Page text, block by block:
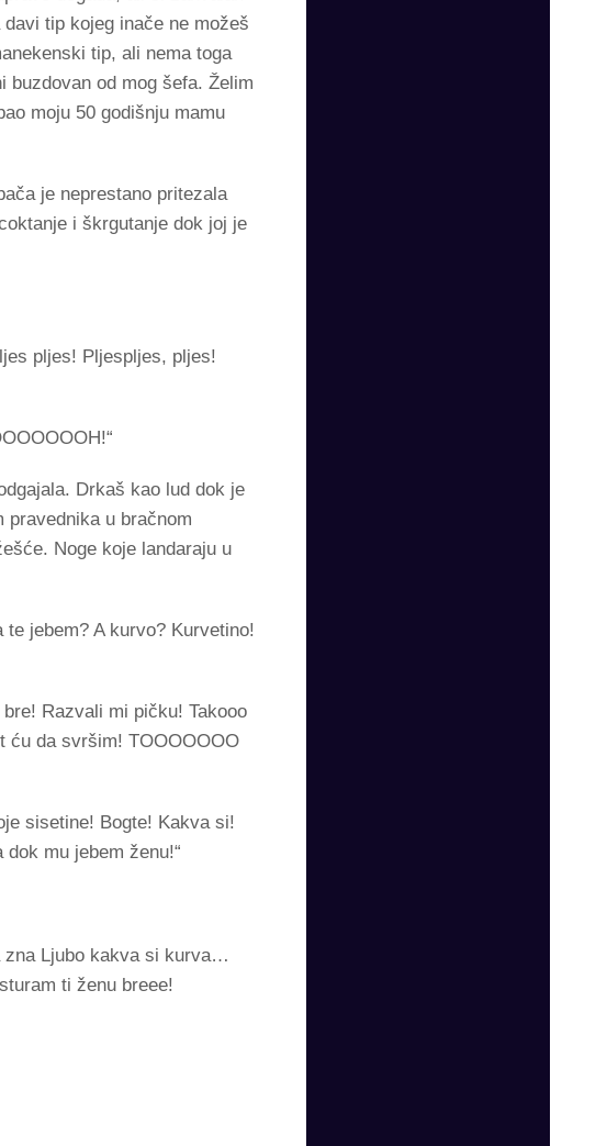
tip kojeg inače ne možeš
tip, ali nema toga
buzdovan od mog šefa. Želim
moju 50 godišnju mamu
je neprestano pritezala
i škrgutanje dok joj je
pljes! Pljespljes, pljes!
Drkaš kao lud dok je
u bračnom
Noge koje landaraju u
jebem? A kurvo? Kurvetino!
Razvali mi pičku! Takooo
ću da svršim! TOOOOOOO
sisetine! Bogte! Kakva si!
mu jebem ženu!“
zna Ljubo kakva si kurva…
ti ženu breee!